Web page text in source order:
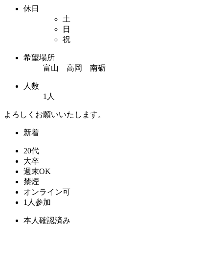
休日
土
日
祝
希望場所
富山 高岡 南砺
人数
1人
よろしくお願いいたします。
新着
20代
大卒
週末OK
禁煙
オンライン可
1人参加
本人確認済み